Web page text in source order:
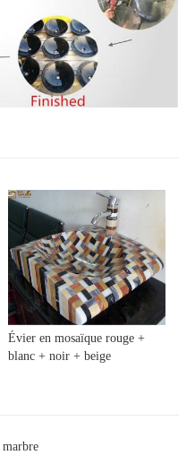
Évier en mosaïque rouge +
blanc + noir + beige